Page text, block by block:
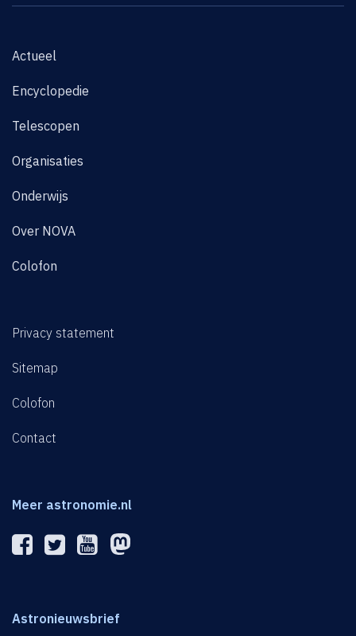
Actueel
Encyclopedie
Telescopen
Organisaties
Onderwijs
Over NOVA
Colofon
Privacy statement
Sitemap
Colofon
Contact
Meer astronomie.nl
Astronieuwsbrief